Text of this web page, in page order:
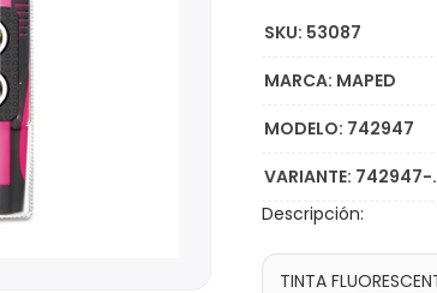
SKU: 53087
MARCA: MAPED
MODELO: 742947
VARIANTE: 742947-.
Descripción: